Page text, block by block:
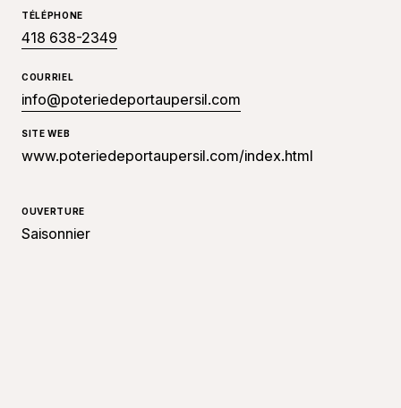
TÉLÉPHONE
418 638-2349
COURRIEL
info@poteriedeportaupersil.com
SITE WEB
www.poteriedeportaupersil.com/index.html
OUVERTURE
Saisonnier